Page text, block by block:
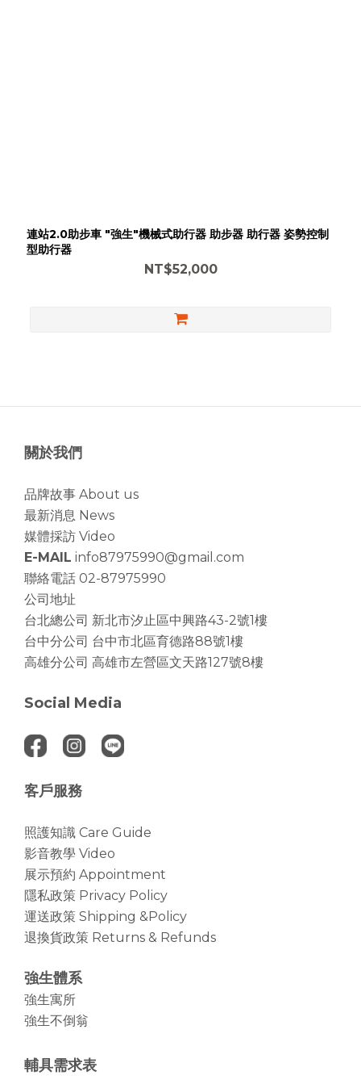
連站2.0助步車 "強生"機械式助行器 助步器 助行器 姿勢控制
型助行器
NT$52,000
關於我們
品牌故事 About us
最新消息 News
媒體採訪 Video
E-MAIL info87975990@gmail.com
聯絡電話 02-87975990
公司地址
台北總公司 新北市汐止區中興路43-2號1樓
台中分公司 台中市北區育德路88號1樓
高雄分公司 高雄市左營區文天路127號8樓
Social Media
客戶服務
照護知識 Care Guide
影音教學 Video
展示預約 Appointment
隱私政策 Privacy Policy
運送政策 Shipping &Policy
退換貨政策 Returns & Refunds
強生體系
強生寓所
強生不倒翁
輔具需求表